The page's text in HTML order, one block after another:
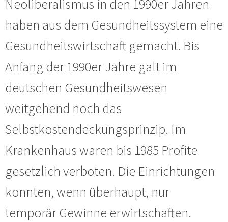
Neoliberalismus in den 1990er Jahren
haben aus dem Gesundheitssystem eine
Gesundheitswirtschaft gemacht. Bis
Anfang der 1990er Jahre galt im
deutschen Gesundheitswesen
weitgehend noch das
Selbstkostendeckungsprinzip. Im
Krankenhaus waren bis 1985 Profite
gesetzlich verboten. Die Einrichtungen
konnten, wenn überhaupt, nur
temporär Gewinne erwirtschaften.